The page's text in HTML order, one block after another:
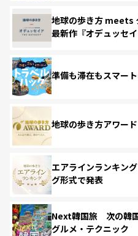
地球の歩き方 meets
最新作『オデュッセイ
準備も滞在もスマー
地球の歩き方アワー
エアラインランキン
グ形式で発表
Next韓国旅 次の韓国
グルメ・テクニック